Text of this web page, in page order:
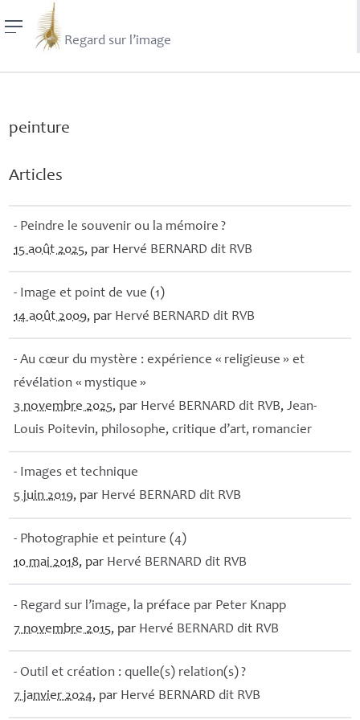
Regard sur l’image
peinture
Articles
- Peindre le souvenir ou la mémoire ?
15 août 2025, par Hervé BERNARD dit RVB
- Image et point de vue (1)
14 août 2009, par Hervé BERNARD dit RVB
- Au cœur du mystère : expérience « religieuse » et
révélation « mystique »
3 novembre 2025, par Hervé BERNARD dit RVB,Jean-
Louis Poitevin, philosophe, critique d’art, romancier
- Images et technique
5 juin 2019, par Hervé BERNARD dit RVB
- Photographie et peinture (4)
10 mai 2018, par Hervé BERNARD dit RVB
- Regard sur l’image, la préface par Peter Knapp
7 novembre 2015, par Hervé BERNARD dit RVB
- Outil et création : quelle(s) relation(s) ?
7 janvier 2024, par Hervé BERNARD dit RVB